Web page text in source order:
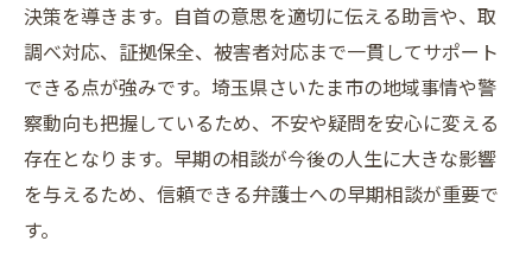
決策を導きます。自首の意思を適切に伝える助言や、取
調べ対応、証拠保全、被害者対応まで一貫してサポート
できる点が強みです。埼玉県さいたま市の地域事情や警
察動向も把握しているため、不安や疑問を安心に変える
存在となります。早期の相談が今後の人生に大きな影響
を与えるため、信頼できる弁護士への早期相談が重要で
す。